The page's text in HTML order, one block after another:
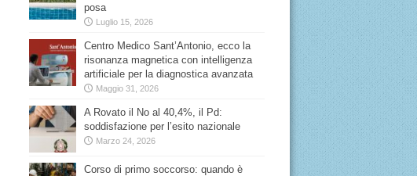
posa
Luglio 15, 2026
Centro Medico Sant’Antonio, ecco la
risonanza magnetica con intelligenza
artificiale per la diagnostica avanzata
Maggio 31, 2026
A Rovato il No al 40,4%, il Pd:
soddisfazione per l’esito nazionale
Marzo 24, 2026
Corso di primo soccorso: quando è